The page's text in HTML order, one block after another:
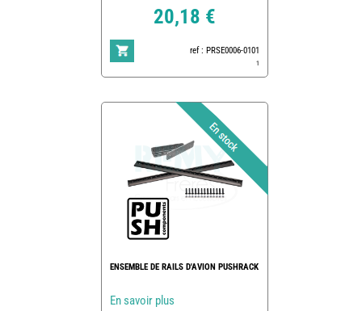
20,18 €
ref : PRSE0006-0101
1
ENSEMBLE DE RAILS D'AVION PUSHRACK
En savoir plus